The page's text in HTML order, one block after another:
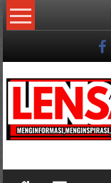
Lompat
ke